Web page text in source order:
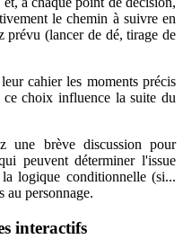
le chemin à suivre en
prévu (lancer de dé, tirage de
cahier les moments précis
choix influence la suite du
une brève discussion pour
peuvent déterminer l'issue
logique conditionnelle (si...
au personnage.
interactifs